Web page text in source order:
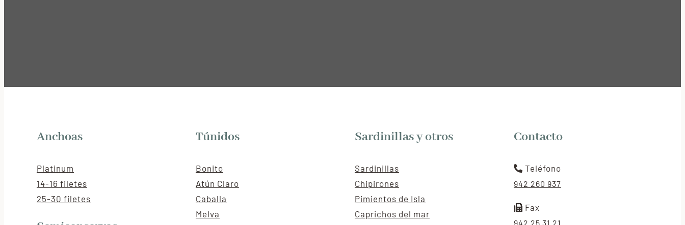
Anchoas
Platinum
14-16 filetes
25-30 filetes
Túnidos
Bonito
Atún Claro
Caballa
Melva
Sardinillas y otros
Sardinillas
Chipirones
Pimientos de Isla
Caprichos del mar
Contacto
Teléfono
942 260 937
Fax
942 25 31 21